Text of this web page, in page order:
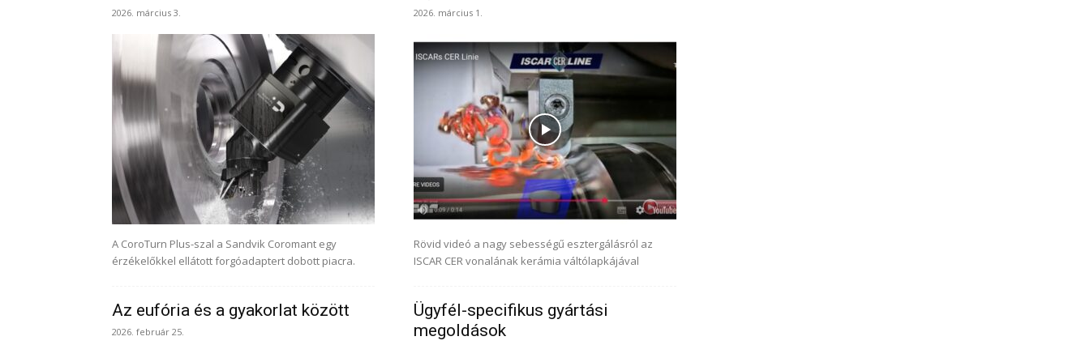
2026. március 3.
A CoroTurn Plus-szal a Sandvik Coromant egy
érzékelőkkel ellátott forgóadaptert dobott piacra.
2026. március 1.
Rövid videó a nagy sebességű esztergálásról az
ISCAR CER vonalának kerámia váltólapkájával
Az eufória és a gyakorlat között
2026. február 25.
Ügyfél-specifikus gyártási
megoldások